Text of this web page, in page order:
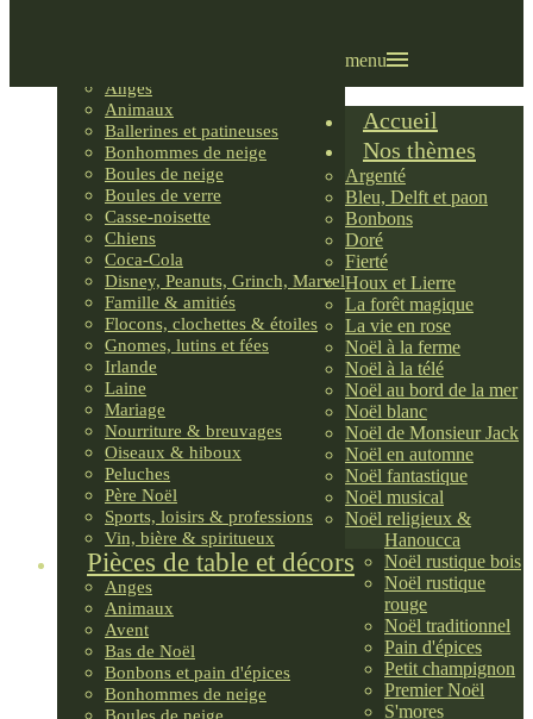
Anges
Animaux
Ballerines et patineuses
Bonhommes de neige
Boules de neige
Boules de verre
Casse-noisette
Chiens
Coca-Cola
Disney, Peanuts, Grinch, Marvel
Famille & amitiés
Flocons, clochettes & étoiles
Gnomes, lutins et fées
Irlande
Laine
Mariage
Nourriture & breuvages
Oiseaux & hiboux
Peluches
Père Noël
Sports, loisirs & professions
Vin, bière & spiritueux
Pièces de table et décors
Anges
Animaux
Avent
Bas de Noël
Bonbons et pain d'épices
Bonhommes de neige
menu
Accueil
Nos thèmes
Argenté
Bleu, Delft et paon
Bonbons
Doré
Fierté
Houx et Lierre
La forêt magique
La vie en rose
Noël à la ferme
Noël à la télé
Noël au bord de la mer
Noël blanc
Noël de Monsieur Jack
Noël en automne
Noël fantastique
Noël musical
Noël religieux &
Hanoucca
Noël rustique bois
Noël rustique
rouge
Noël traditionnel
Pain d'épices
Petit champignon
Premier Noël
S'mores